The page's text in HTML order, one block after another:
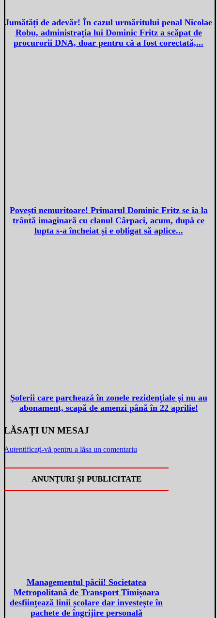
Jumătăți de adevăr! În cazul urmăritului penal Nicolae
Robu, administrația lui Dominic Fritz a scăpat de
procurorii DNA, doar pentru că a fost corectată,...
Povești nemuritoare! Primarul Dominic Fritz se ia la
trântă imaginară cu clanul Cârpaci, acum, după ce
lupta s-a încheiat și e obligat să aplice...
Şoferii care parchează în zonele rezidențiale şi nu au
abonament, scapă de amenzi până în 22 aprilie!
LĂSAȚI UN MESAJ
Autentificați-vă pentru a lăsa un comentariu
ANUNȚURI ȘI PUBLICITATE
Managementul păcii! Societatea
Metropolitană de Transport Timișoara
desființează linii școlare dar investește în
pachete de îngrijire personală